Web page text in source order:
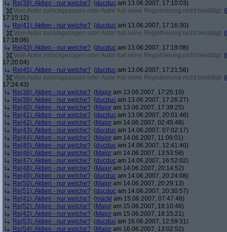
Re(39): Aktien - nur welche? (ducduc am 13.06.2007, 17:10:03)
Vom Autor zurückgezogen oder Autor hat seine Registrierung nicht bestätigt (
17:15:12)
Re(41): Aktien - nur welche? (ducduc am 13.06.2007, 17:16:30)
Vom Autor zurückgezogen oder Autor hat seine Registrierung nicht bestätigt (
17:18:06)
Re(43): Aktien - nur welche? (ducduc am 13.06.2007, 17:19:08)
Vom Autor zurückgezogen oder Autor hat seine Registrierung nicht bestätigt (
17:20:04)
Re(45): Aktien - nur welche? (ducduc am 13.06.2007, 17:21:56)
Vom Autor zurückgezogen oder Autor hat seine Registrierung nicht bestätigt (
17:24:43)
Re(38): Aktien - nur welche? (Major am 13.06.2007, 17:25:10)
Re(39): Aktien - nur welche? (ducduc am 13.06.2007, 17:26:27)
Re(40): Aktien - nur welche? (Major am 13.06.2007, 17:39:25)
Re(41): Aktien - nur welche? (ducduc am 13.06.2007, 20:01:46)
Re(42): Aktien - nur welche? (Major am 14.06.2007, 02:45:48)
Re(43): Aktien - nur welche? (ducduc am 14.06.2007, 07:02:17)
Re(44): Aktien - nur welche? (Major am 14.06.2007, 11:09:01)
Re(45): Aktien - nur welche? (ducduc am 14.06.2007, 12:41:40)
Re(46): Aktien - nur welche? (Major am 14.06.2007, 13:53:58)
Re(47): Aktien - nur welche? (ducduc am 14.06.2007, 16:52:02)
Re(48): Aktien - nur welche? (Major am 14.06.2007, 20:14:52)
Re(49): Aktien - nur welche? (ducduc am 14.06.2007, 20:24:08)
Re(50): Aktien - nur welche? (Major am 14.06.2007, 20:29:13)
Re(51): Aktien - nur welche? (ducduc am 14.06.2007, 20:30:57)
Re(41): Aktien - nur welche? (mäckl am 15.06.2007, 07:47:46)
Re(52): Aktien - nur welche? (Major am 15.06.2007, 18:10:46)
Re(42): Aktien - nur welche? (Major am 15.06.2007, 18:15:21)
Re(53): Aktien - nur welche? (ducduc am 16.06.2007, 12:59:31)
Re(54): Aktien - nur welche? (Major am 16.06.2007, 13:02:52)